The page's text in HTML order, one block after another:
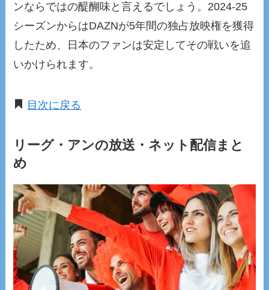
ンならではの醍醐味と言えるでしょう。2024-25
シーズンからはDAZNが5年間の独占放映権を獲得
したため、日本のファンは安定してその戦いを追
いかけられます。
目次に戻る
リーグ・アンの放送・ネット配信まと
め